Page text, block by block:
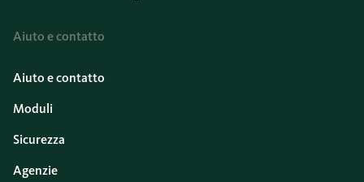
Aiuto e contatto
Aiuto e contatto
Moduli
Sicurezza
Agenzie